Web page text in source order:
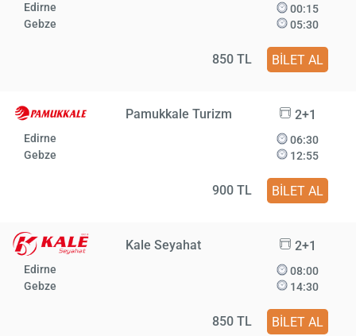
Edirne
Gebze
00:15
05:30
850 TL BİLET AL
Pamukkale Turizm 2+1
Edirne
Gebze
06:30
12:55
900 TL BİLET AL
Kale Seyahat 2+1
Edirne
Gebze
08:00
14:30
850 TL BİLET AL